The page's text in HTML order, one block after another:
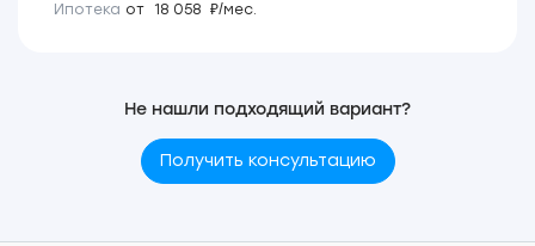
Ипотека от 18 058 ₽/мес.
Не нашли подходящий вариант?
Получить консультацию